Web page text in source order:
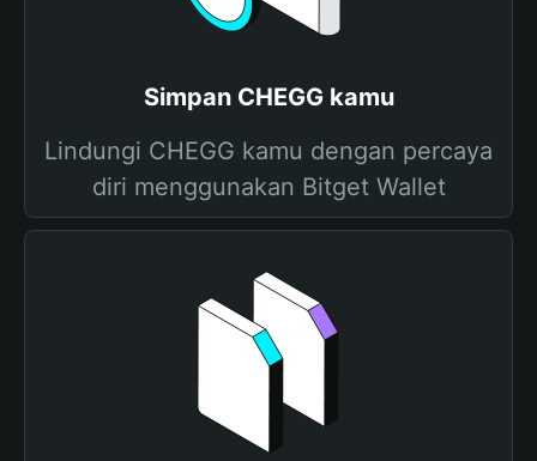
Simpan CHEGG kamu
Lindungi CHEGG kamu dengan percaya
diri menggunakan Bitget Wallet